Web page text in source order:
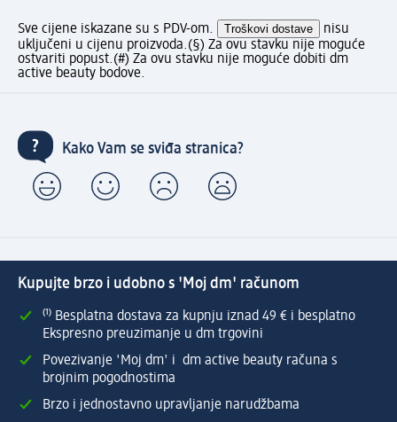
Sve cijene iskazane su s PDV-om. Troškovi dostave
nisu
uključeni u cijenu proizvoda.(§) Za ovu stavku nije moguće
ostvariti popust.(#) Za ovu stavku nije moguće dobiti dm
active beauty bodove.
Kako Vam se sviđa stranica?
Kupujte brzo i udobno s 'Moj dm' računom
⁽¹⁾ Besplatna dostava za kupnju iznad 49 € i besplatno
Ekspresno preuzimanje u dm trgovini
Povezivanje 'Moj dm' i dm active beauty računa s
brojnim pogodnostima
Brzo i jednostavno upravljanje narudžbama